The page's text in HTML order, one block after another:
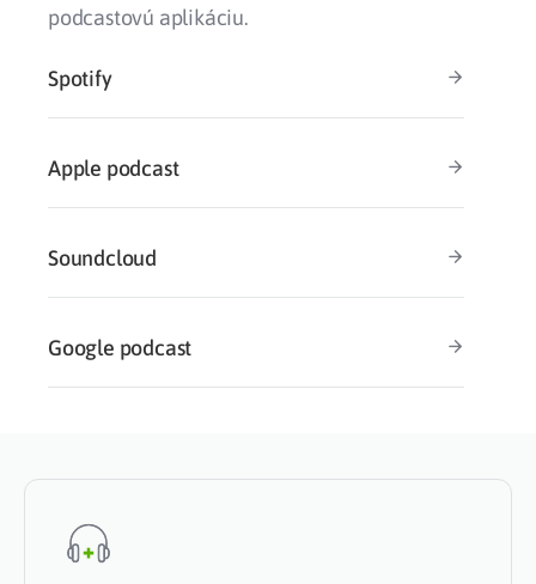
podcastovú aplikáciu.
Spotify
Apple podcast
Soundcloud
Google podcast